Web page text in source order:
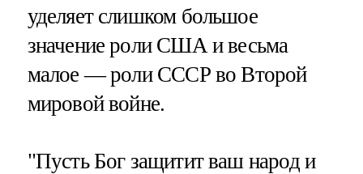
уделяет слишком большое
значение роли США и весьма
малое — роли СССР во Второй
мировой войне.
"Пусть Бог защитит ваш народ и